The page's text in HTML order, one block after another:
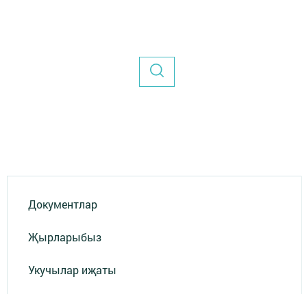
Документлар
Җырларыбыз
Укучылар иҗаты